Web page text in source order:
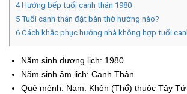
4Hướng bếp tuổi canh thân 1980
5 Tuổi canh thân đặt bàn thờ hướng nào?
6 Cách khắc phục hướng nhà không hợp tuổi
Năm sinh dương lịch: 1980
Năm sinh âm lịch: Canh Thân
Quẻ mệnh: Nam: Khôn (Thổ) thuộc Tây